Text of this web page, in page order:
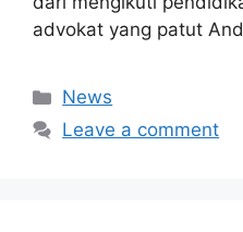
advokat yang patut
Categories
News
Leave a comment